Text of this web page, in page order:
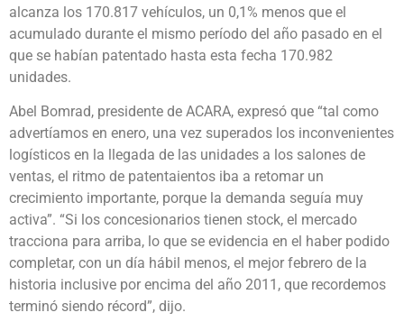
alcanza los 170.817 vehículos, un 0,1% menos que el
acumulado durante el mismo período del año pasado en el
que se habían patentado hasta esta fecha 170.982
unidades.
Abel Bomrad, presidente de ACARA, expresó que “tal como
advertíamos en enero, una vez superados los inconvenientes
logísticos en la llegada de las unidades a los salones de
ventas, el ritmo de patentaientos iba a retomar un
crecimiento importante, porque la demanda seguía muy
activa”. “Si los concesionarios tienen stock, el mercado
tracciona para arriba, lo que se evidencia en el haber podido
completar, con un día hábil menos, el mejor febrero de la
historia inclusive por encima del año 2011, que recordemos
terminó siendo récord”, dijo.